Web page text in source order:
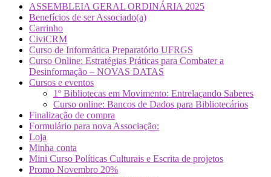
ASSEMBLEIA GERAL ORDINÁRIA 2025
Benefícios de ser Associado(a)
Carrinho
CiviCRM
Curso de Informática Preparatório UFRGS
Curso Online: Estratégias Práticas para Combater a
Desinformação – NOVAS DATAS
Cursos e eventos
1º Bibliotecas em Movimento: Entrelaçando Saberes
Curso online: Bancos de Dados para Bibliotecários
Finalização de compra
Formulário para nova Associação:
Loja
Minha conta
Mini Curso Políticas Culturais e Escrita de projetos
Promo Novembro 20%